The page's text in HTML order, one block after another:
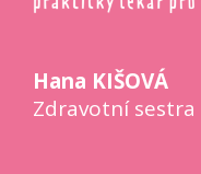
Hana KIŠOVÁ
Zdravotní sestra